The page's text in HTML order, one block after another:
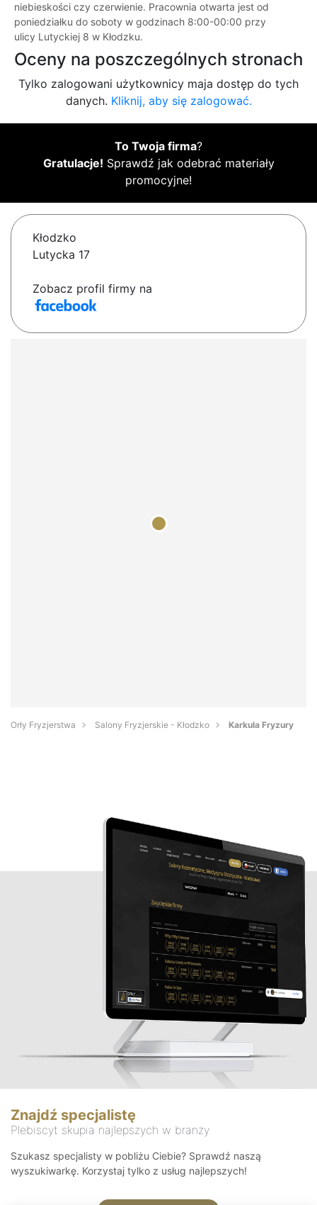
niebieskości czy czerwienie. Pracownia otwarta jest od
poniedziałku do soboty w godzinach 8:00-00:00 przy
ulicy Lutyckiej 8 w Kłodzku.
Oceny na poszczególnych stronach
Tylko zalogowani użytkownicy maja dostęp do tych
danych. Kliknij, aby się zalogować.
To Twoja firma?
Gratulacje! Sprawdź jak odebrać materiały
promocyjne!
Kłodzko
Lutycka 17
Zobacz profil firmy na
Orły Fryzjerstwa Salony Fryzjerskie - Kłodzko Karkula Fryzury
Znajdź specjalistę
Plebiscyt skupia najlepszych w branży
Szukasz specjalisty w pobliżu Ciebie? Sprawdź naszą
wyszukiwarkę. Korzystaj tylko z usług najlepszych!